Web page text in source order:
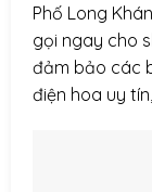
Phố Long
gọi ngay cho
đảm bảo các
điện hoa uy